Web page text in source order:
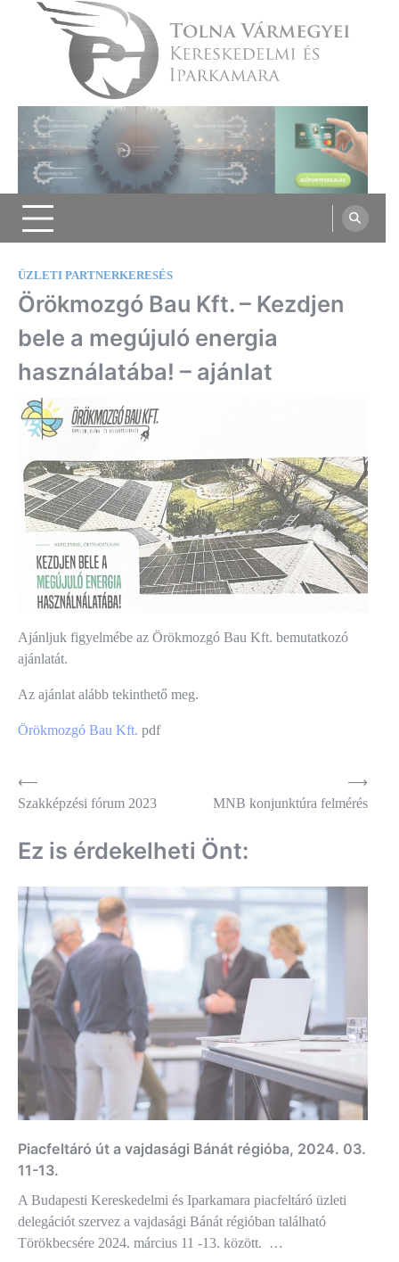
Tolna Vármegyei Kereskedelmi és
Iparkamara
ÜZLETI PARTNERKERESÉS
Örökmozgó Bau Kft. – Kezdjen
bele a megújuló energia
használatába! – ajánlat
Ajánljuk figyelmébe az Örökmozgó Bau Kft. bemutatkozó
ajánlatát.
Az ajánlat alább tekinthető meg.
Örökmozgó Bau Kft. pdf
Bejegyzés
navigáció
⟵
Szakképzési fórum 2023
MNB konjunktúra felmérés
⟶
Ez is érdekelheti Önt:
Piacfeltáró út a vajdasági Bánát régióba, 2024. 03.
11-13.
A Budapesti Kereskedelmi és Iparkamara piacfeltáró üzleti
delegációt szervez a vajdasági Bánát régióban található
Törökbecsére 2024. március 11 -13. között. …